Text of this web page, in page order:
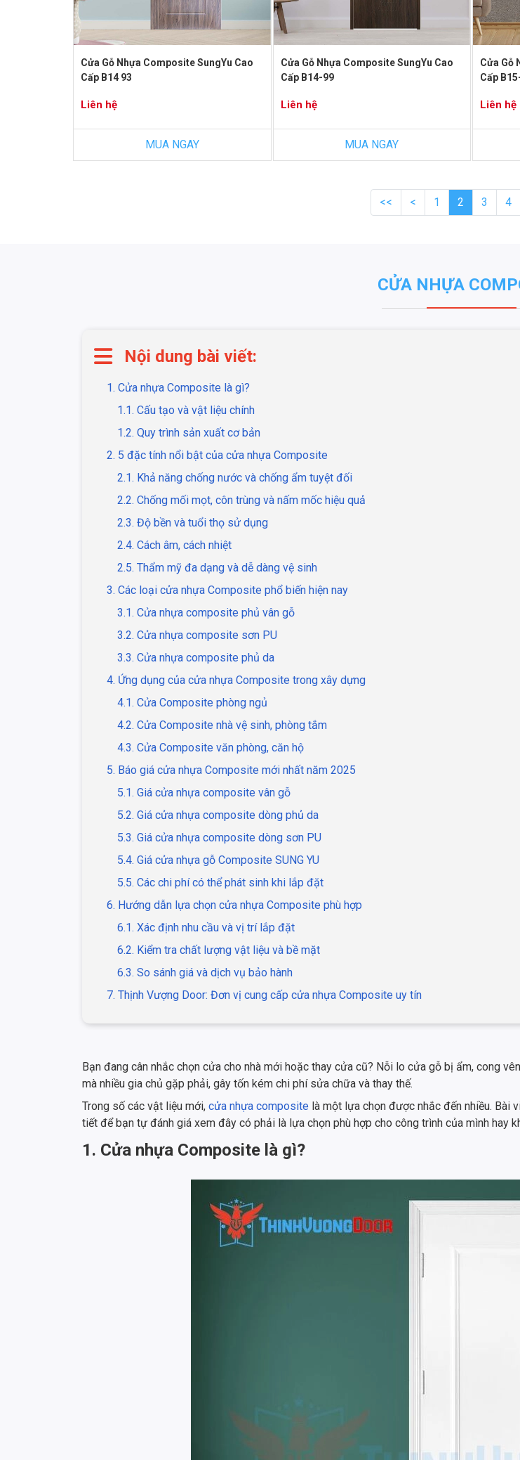
Cửa Gỗ Nhựa Composite SungYu Cao
Cấp B14 93
Liên hệ
MUA NGAY
Cửa Gỗ Nhựa Composite SungYu Cao
Cấp B14-99
Liên hệ
MUA NGAY
Cửa Gỗ
Cấp
Liên hệ
<< < 1 2 3 4
CỬA NHỰA
Nội dung bài viết:
1. Cửa nhựa Composite là gì?
1.1. Cấu tạo và vật liệu chính
1.2. Quy trình sản xuất cơ bản
2. 5 đặc tính nổi bật của cửa nhựa Composite
2.1. Khả năng chống nước và chống ẩm tuyệt đối
2.2. Chống mối mọt, côn trùng và nấm mốc hiệu quả
2.3. Độ bền và tuổi thọ sử dụng
2.4. Cách âm, cách nhiệt
2.5. Thẩm mỹ đa dạng và dễ dàng vệ sinh
3. Các loại cửa nhựa Composite phổ biến hiện nay
3.1. Cửa nhựa composite phủ vân gỗ
3.2. Cửa nhựa composite sơn PU
3.3. Cửa nhựa composite phủ da
4. Ứng dụng của cửa nhựa Composite trong xây dựng
4.1. Cửa Composite phòng ngủ
4.2. Cửa Composite nhà vệ sinh, phòng tắm
4.3. Cửa Composite văn phòng, căn hộ
5. Báo giá cửa nhựa Composite mới nhất năm 2025
5.1. Giá cửa nhựa composite vân gỗ
5.2. Giá cửa nhựa composite dòng phủ da
5.3. Giá cửa nhựa composite dòng sơn PU
5.4. Giá cửa nhựa gỗ Composite SUNG YU
5.5. Các chi phí có thể phát sinh khi lắp đặt
6. Hướng dẫn lựa chọn cửa nhựa Composite phù hợp
6.1. Xác định nhu cầu và vị trí lắp đặt
6.2. Kiểm tra chất lượng vật liệu và bề mặt
6.3. So sánh giá và dịch vụ bảo hành
7. Thịnh Vượng Door: Đơn vị cung cấp cửa nhựa Composite uy tín
Bạn đang cân nhắc chọn cửa cho nhà mới hoặc thay cửa cũ? Nỗi lo cửa gỗ bị ẩm, cong
mà nhiều gia chủ gặp phải, gây tốn kém chi phí sửa chữa và thay thế.
Trong số các vật liệu mới, cửa nhựa composite là một lựa chọn được nhắc đến nhiều. Bài
tiết để bạn tự đánh giá xem đây có phải là lựa chọn phù hợp cho công trình của mình hay
1. Cửa nhựa Composite là gì?